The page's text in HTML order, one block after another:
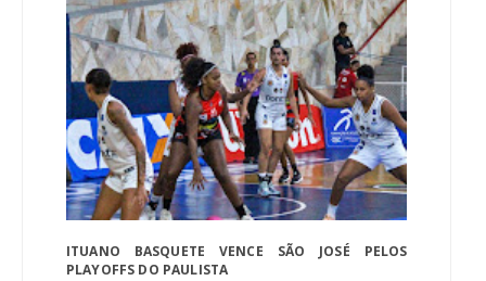
ITUANO BASQUETE VENCE SÃO JOSÉ PELOS
PLAYOFFS DO PAULISTA